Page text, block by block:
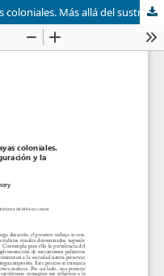
Naguales en las poblaciones mayas coloniales. Más allá del sustrato, la transfiguración y la memoria